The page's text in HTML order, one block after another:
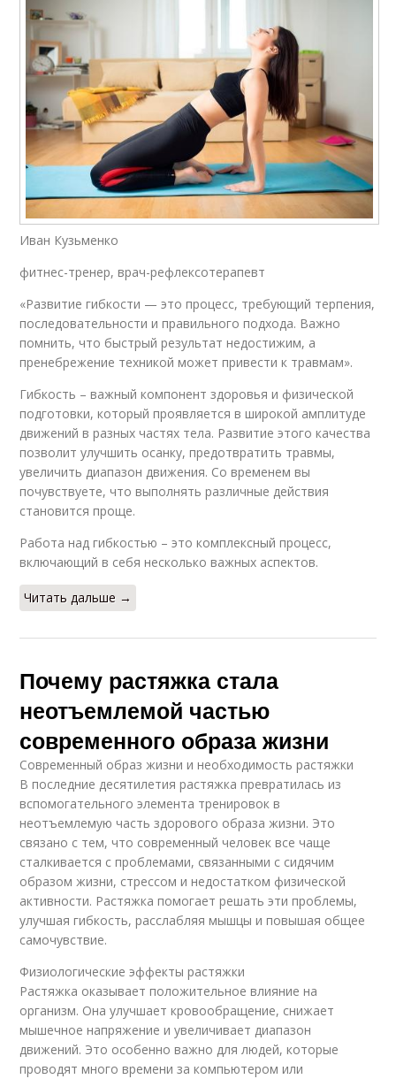
Иван Кузьменко
фитнес-тренер, врач-рефлексотерапевт
«Развитие гибкости — это процесс, требующий терпения,
последовательности и правильного подхода. Важно
помнить, что быстрый результат недостижим, а
пренебрежение техникой может привести к травмам».
Гибкость – важный компонент здоровья и физической
подготовки, который проявляется в широкой амплитуде
движений в разных частях тела. Развитие этого качества
позволит улучшить осанку, предотвратить травмы,
увеличить диапазон движения. Со временем вы
почувствуете, что выполнять различные действия
становится проще.
Работа над гибкостью – это комплексный процесс,
включающий в себя несколько важных аспектов.
Читать дальше →
Почему растяжка стала
неотъемлемой частью
современного образа жизни
Современный образ жизни и необходимость растяжки
В последние десятилетия растяжка превратилась из
вспомогательного элемента тренировок в
неотъемлемую часть здорового образа жизни. Это
связано с тем, что современный человек все чаще
сталкивается с проблемами, связанными с сидячим
образом жизни, стрессом и недостатком физической
активности. Растяжка помогает решать эти проблемы,
улучшая гибкость, расслабляя мышцы и повышая общее
самочувствие.
Физиологические эффекты растяжки
Растяжка оказывает положительное влияние на
организм. Она улучшает кровообращение, снижает
мышечное напряжение и увеличивает диапазон
движений. Это особенно важно для людей, которые
проводят много времени за компьютером или